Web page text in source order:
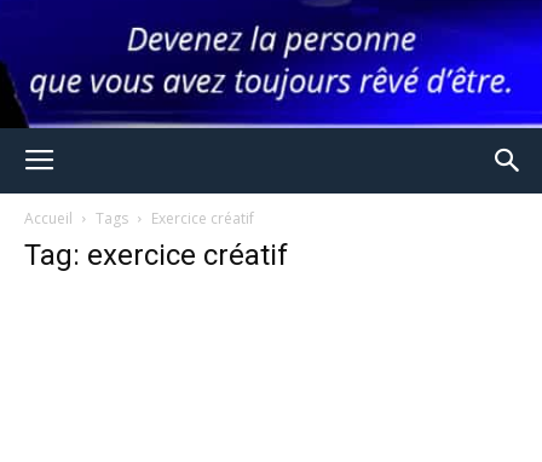
Accueil Tags Exercice créatif
Tag: exercice créatif